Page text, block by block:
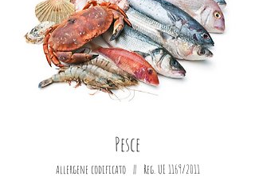
Pesce
allergene codificato || Reg. UE 1169/2011